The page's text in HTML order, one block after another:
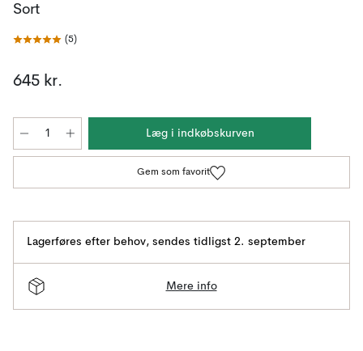
Sort
(5)
645 kr.
Læg i indkøbskurven
Gem som favorit
Lagerføres efter behov, sendes tidligst 2. september
Mere info